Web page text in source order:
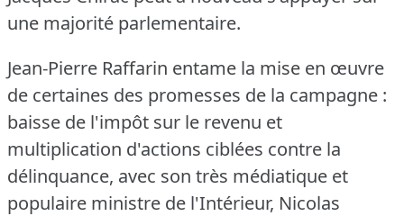
une majorité parlementaire.
Jean-Pierre Raffarin entame la mise en œuvre
de certaines des promesses de la campagne :
baisse de l'impôt sur le revenu et
multiplication d'actions ciblées contre la
délinquance, avec son très médiatique et
populaire ministre de l'Intérieur, Nicolas